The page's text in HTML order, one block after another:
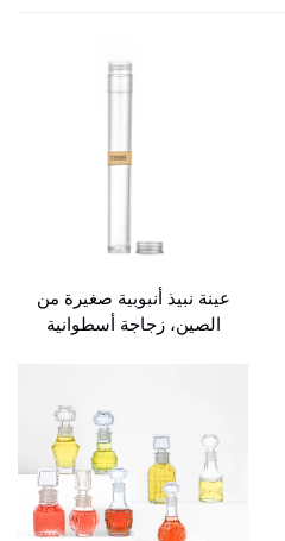
عينة نبيذ أنبوبية صغيرة من
الصين، زجاجة أسطوانية